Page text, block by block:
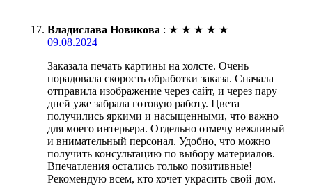
Владислава Новикова : ★ ★ ★ ★ ★
09.08.2024
Заказала печать картины на холсте. Очень
порадовала скорость обработки заказа. Сначала
отправила изображение через сайт, и через пару
дней уже забрала готовую работу. Цвета
получились яркими и насыщенными, что важно
для моего интерьера. Отдельно отмечу вежливый
и внимательный персонал. Удобно, что можно
получить консультацию по выбору материалов.
Впечатления остались только позитивные!
Рекомендую всем, кто хочет украсить свой дом.